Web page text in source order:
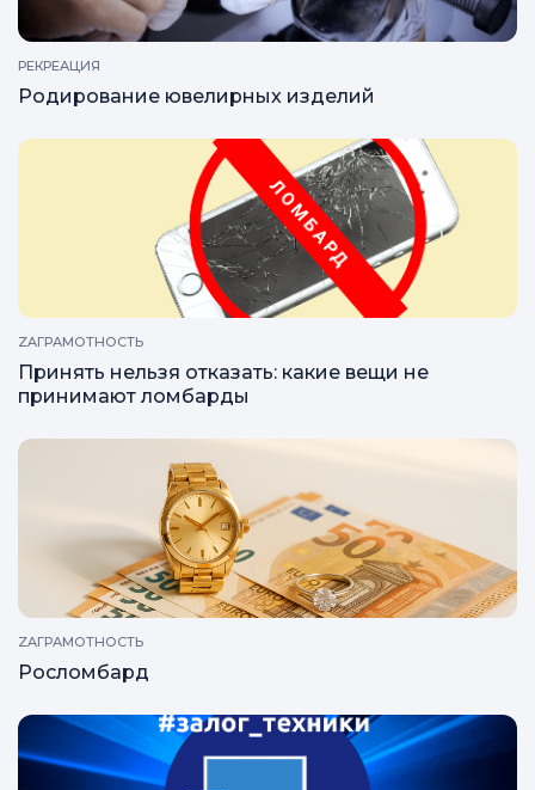
РЕКРЕАЦИЯ
Родирование ювелирных изделий
ZAГРАМОТНОСТЬ
Принять нельзя отказать: какие вещи не
принимают ломбарды
ZAГРАМОТНОСТЬ
Росломбард